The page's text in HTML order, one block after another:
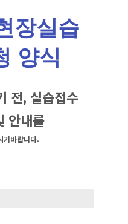
장실습
양식
전, 실습접수
안내를
기바랍니다.